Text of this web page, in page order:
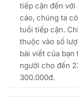
tiếp cận đến với
cáo, chúng ta
tuổi tiếp cận.
thuộc vào số
bài viết của bạn
người cho đến
300.000đ.